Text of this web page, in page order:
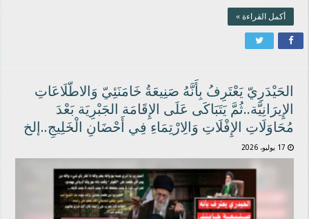
أكمل القراءة »
الحَيْدَرِيّ يَعْتَرِفُ بِأَنَّهُ صَنِيعَةُ خَامَنَئِيّ وَالاطّلَاعَاتِ
الإِيرَانِيَّة..ثُمَّ يَتَبَاكَى عَلَى الإِقَامَة الجَبْرِيَة بَعْدَ
مُحَاوَلَاتِ الإِفْلَاتِ وَالِارْتِمَاءِ فِي أَحْضَانِ الْخَلِيجِ..إلخ
17 يوليو، 2026